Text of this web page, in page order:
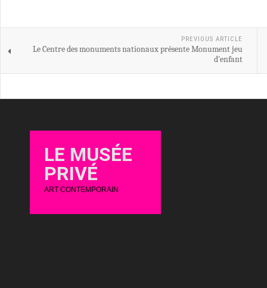
PREVIOUS ARTICLE
Le Centre des monuments nationaux présente Monument jeu
d'enfant
LE MUSÉE
PRIVÉ
ART CONTEMPORAIN